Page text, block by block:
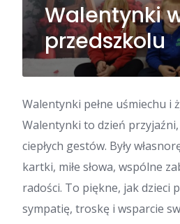
Walentynki
przedszkolu
Walentynki pełne uśmiechu i
Walentynki to dzień
ciepłych gestów. Były
kartki, miłe słowa, wspólne
radości. To piękne, jak dzieci
sympatię, troskę i wsparcie